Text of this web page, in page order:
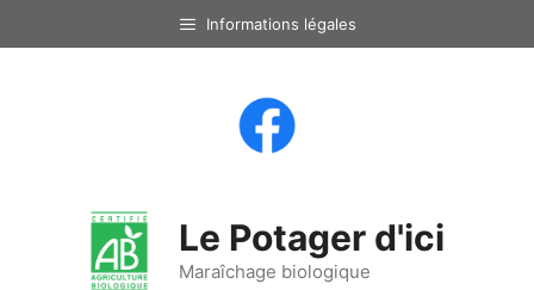
au
Informations légales
Le Potager d'ici
Maraîchage biologique